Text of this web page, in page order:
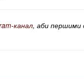
канал, аби першими